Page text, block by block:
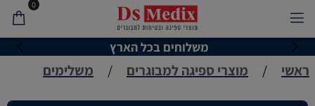
משלוחים בכל הארץ
0
ראשי / מוצרי ספיגה למבוגרים / משלימים